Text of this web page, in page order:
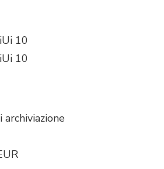
10
10
archiviazione